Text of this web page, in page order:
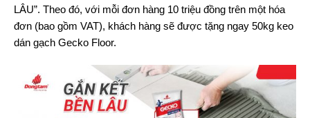
LÂU”. Theo đó, với mỗi đơn hàng 10 triệu đồng trên một hóa
đơn (bao gồm VAT), khách hàng sẽ được tặng ngay 50kg keo
dán gạch Gecko Floor.